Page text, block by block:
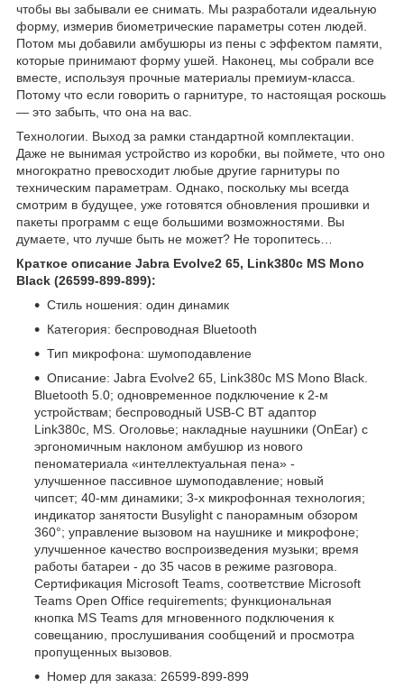
чтобы вы забывали ее снимать. Мы разработали идеальную
форму, измерив биометрические параметры сотен людей.
Потом мы добавили амбушюры из пены с эффектом памяти,
которые принимают форму ушей. Наконец, мы собрали все
вместе, используя прочные материалы премиум-класса.
Потому что если говорить о гарнитуре, то настоящая роскошь
— это забыть, что она на вас.
Технологии. Выход за рамки стандартной комплектации.
Даже не вынимая устройство из коробки, вы поймете, что оно
многократно превосходит любые другие гарнитуры по
техническим параметрам. Однако, поскольку мы всегда
смотрим в будущее, уже готовятся обновления прошивки и
пакеты программ с еще большими возможностями. Вы
думаете, что лучше быть не может? Не торопитесь…
Краткое описание Jabra Evolve2 65, Link380c MS Mono
Black (26599-899-899):
Стиль ношения: один динамик
Категория: беспроводная Bluetooth
Тип микрофона: шумоподавление
Описание: Jabra Evolve2 65, Link380c MS Mono Black.
Bluetooth 5.0; одновременное подключение к 2-м
устройствам; беспроводный USB-C BT адаптор
Link380c, MS. Оголовье; накладные наушники (OnEar) c
эргономичным наклоном амбушюр из нового
пеноматериала «интеллектуальная пена» -
улучшенное пассивное шумоподавление; новый
чипсет; 40-мм динамики; 3-х микрофонная технология;
индикатор занятости Busylight с панорамным обзором
360°; управление вызовом на наушнике и микрофоне;
улучшенное качество воспроизведения музыки; время
работы батареи - до 35 часов в режиме разговора.
Сертификация Microsoft Teams, соответствие Microsoft
Teams Open Office requirements; функциональная
кнопка MS Teams для мгновенного подключения к
совещанию, прослушивания сообщений и просмотра
пропущенных вызовов.
Номер для заказа: 26599-899-899